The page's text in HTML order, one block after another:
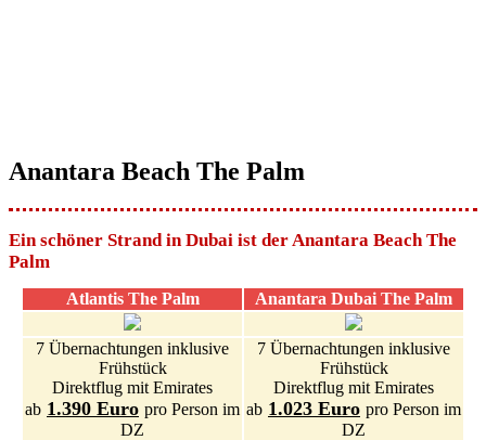
Anantara Beach The Palm
Ein schöner Strand in Dubai ist der Anantara Beach The
Palm
Atlantis The Palm Anantara Dubai The Palm
7 Übernachtungen inklusive
Frühstück
Direktflug mit Emirates
ab 1.390 Euro pro Person im
DZ
7 Übernachtungen inklusive
Frühstück
Direktflug mit Emirates
ab 1.023 Euro pro Person im
DZ